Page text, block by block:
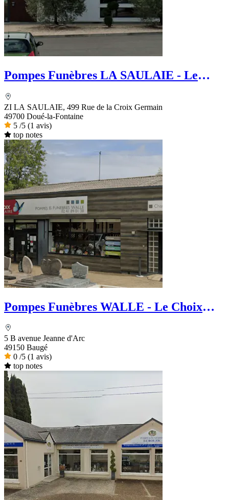
Pompes Funèbres LA SAULAIE - Le
ZI LA SAULAIE, 499 Rue de la Croix Germain
49700 Doué-la-Fontaine
5 /5 (1 avis)
top notes
Pompes Funèbres WALLE - Le Choix
5 B avenue Jeanne d'Arc
49150 Baugé
0 /5 (1 avis)
top notes